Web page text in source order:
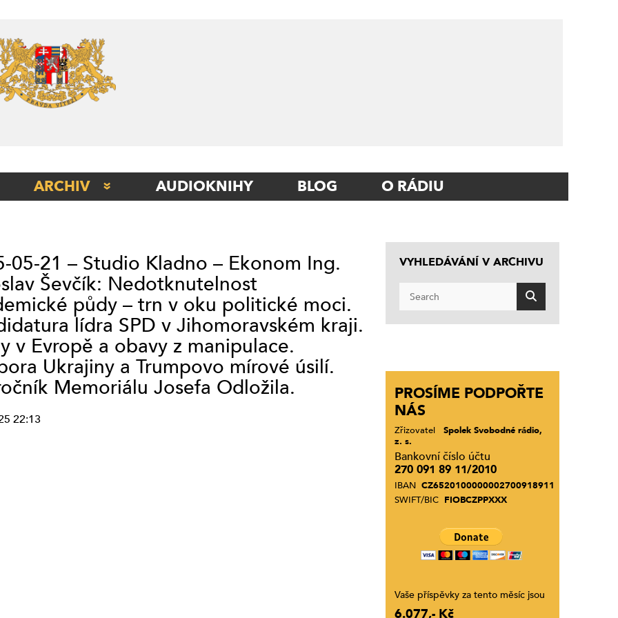
ARCHIV
STUDIO ITÁLIE
STUDIO KLADNO
STUDIO VYŠEHRAD
STUDIO KALICH
OSTATNÍ
STUDIO LÍPA PRAHA
(VYSÍLÁNÍ
AUDIOKNIHY BLOG O RÁDIU
05-21 – Studio Kladno – Ekonom Ing.
Ševčík: Nedotknutelnost
půdy – trn v oku politické moci.
lídra SPD v Jihomoravském kraji.
v Evropě a obavy z manipulace.
Ukrajiny a Trumpovo mírové úsilí.
Memoriálu Josefa Odložila.
22:13
VYHLEDÁVÁNÍ V ARCHIVU
PROSÍME PODPOŘTE
NÁS
Zřizovatel
Spolek Svobodné rádio,
z. s.
Bankovní číslo účtu
270 091 89 11/2010
IBAN CZ6520100000002700918911
SWIFT/BIC FIOBCZPPXXX
Vaše příspěvky za tento měsíc jsou
6.077,- Kč